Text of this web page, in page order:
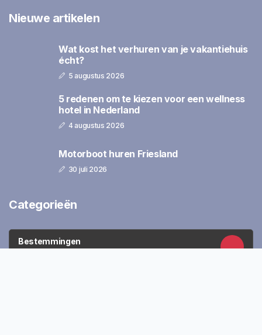
Nieuwe artikelen
Wat kost het verhuren van je vakantiehuis
écht?
5 augustus 2026
5 redenen om te kiezen voor een wellness
hotel in Nederland
4 augustus 2026
Motorboot huren Friesland
30 juli 2026
Categorieën
Bestemmingen